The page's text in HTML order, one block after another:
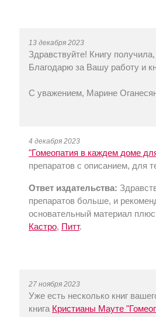
13 декабря 2023
Здравствуйте! Книгу
Благодарю за Вашу работу и
С уважением, Марине
4 декабря 2023
"Гомеопатия в каждем доме
препаратов с описанием, для
Ответ издательства:
препаратов больше, и
основательный материал
Кастро, Питт.
27 ноября 2023
Уже есть несколько книг
книга Кристианы Мауте